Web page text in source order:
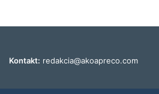
Kontakt: redakcia@akoapreco.com